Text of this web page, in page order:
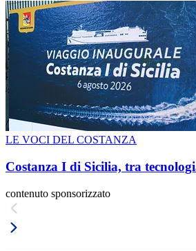
LE VOCI DEL COSTANZA
Costanza I di Sicilia, tra
contenuto sponsorizzato